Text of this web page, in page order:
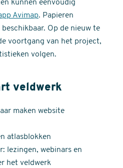
kunnen eenvoudig
Avimap. Papieren
Op de nieuw te
voortgang van het project,
volgen.
veldwerk
maken website
atlasblokken
lezingen, webinars en
het veldwerk